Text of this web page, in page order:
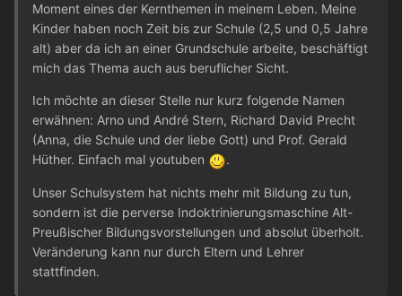
Moment eines der Kernthemen in meinem Leben. Meine
Kinder haben noch Zeit bis zur Schule (2,5 und 0,5 Jahre
alt) aber da ich an einer Grundschule arbeite, beschäftigt
mich das Thema auch aus beruflicher Sicht.
Ich möchte an dieser Stelle nur kurz folgende Namen
erwähnen: Arno und André Stern, Richard David Precht
(Anna, die Schule und der liebe Gott) und Prof. Gerald
Hüther. Einfach mal youtuben
.
Unser Schulsystem hat nichts mehr mit Bildung zu tun,
sondern ist die perverse Indoktrinierungsmaschine Alt-
Preußischer Bildungsvorstellungen und absolut überholt.
Veränderung kann nur durch Eltern und Lehrer
stattfinden.